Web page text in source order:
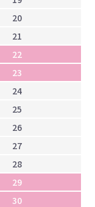
20
21
22
23
24
25
26
27
28
29
30